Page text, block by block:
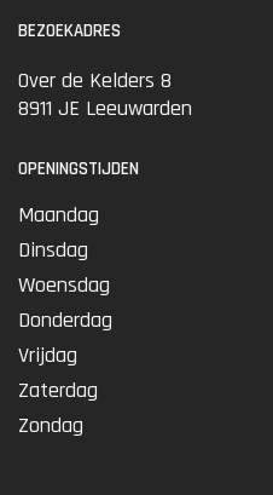
BEZOEKADRES
Over de Kelders 8
8911 JE Leeuwarden
OPENINGSTIJDEN
Maandag
Dinsdag
Woensdag
Donderdag
Vrijdag
Zaterdag
Zondag